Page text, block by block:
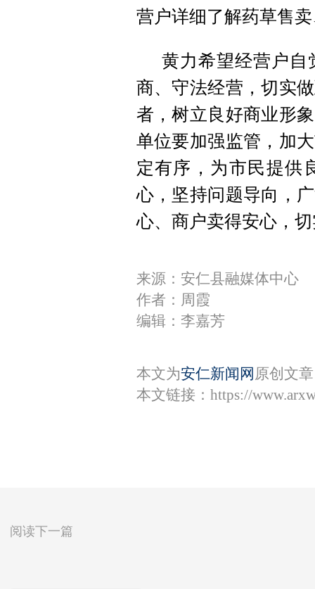
营户详细了解药草售
黄力希望经营户自
商、守法经营，切实
者，树立良好商业形
单位要加强监管，加
定有序，为市民提供
心，坚持问题导向，
心、商户卖得安心，
来源：安仁县融媒体中心
作者：周霞
编辑：李嘉芳
本文为安仁新闻网 原创文
本文链接： https://
阅读下一篇